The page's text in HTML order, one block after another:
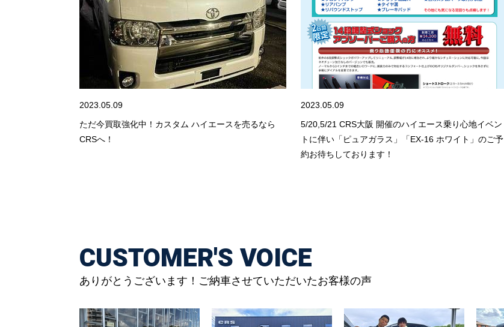
2023.05.09
ただ今買取強化中！カスタム ハイエースを売るなら
CRSへ！
2023.05.09
5/20,5/21 CRS大阪 開催のハイエース乗り心地イベン
トに伴い「ピュアガラス」「EX-16 ホワイト」のご予
約お待ちしております！
CUSTOMER'S VOICE
ありがとうございます！ご納車させていただいたお客様の声